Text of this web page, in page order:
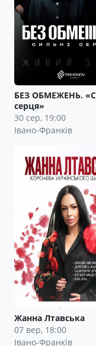
БЕЗ ОБМЕЖЕНЬ.
серця»
30 сер, 19:00
Івано-Франків
Жанна Лтавська
07 вер, 18:00
Івано-Франків